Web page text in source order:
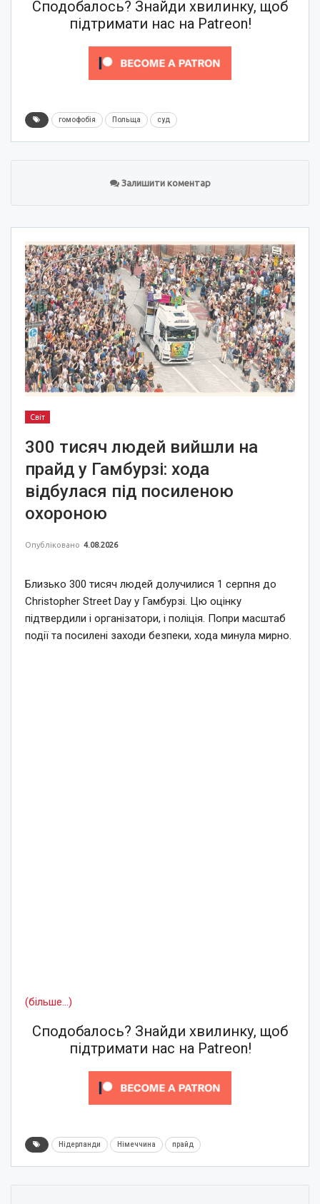
Сподобалось? Знайди хвилинку, щоб
підтримати нас на Patreon!
гомофобія Польща суд
Залишити коментар
Світ
300 тисяч людей вийшли на
прайд у Гамбурзі: хода
відбулася під посиленою
охороною
Опубліковано 4.08.2026
Близько 300 тисяч людей долучилися 1 серпня до
Christopher Street Day у Гамбурзі. Цю оцінку
підтвердили і організатори, і поліція. Попри масштаб
події та посилені заходи безпеки, хода минула мирно.
(більше…)
Сподобалось? Знайди хвилинку, щоб
підтримати нас на Patreon!
Нідерланди Німеччина прайд